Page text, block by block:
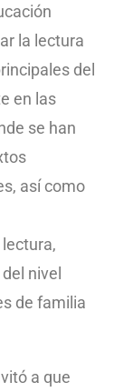
la lectura
del
en las
se han
así como
nivel
de familia
a que